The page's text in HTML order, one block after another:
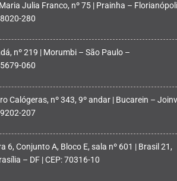
Julia Franco, nº 75 | Prainha –
280
nº 219 | Morumbi – São Paulo –
060
Calógeras, nº 343, 9º andar | Bucarein –
207
6, Conjunto A, Bloco E, sala nº 601 | Brasil 21,
– DF | CEP: 70316-10